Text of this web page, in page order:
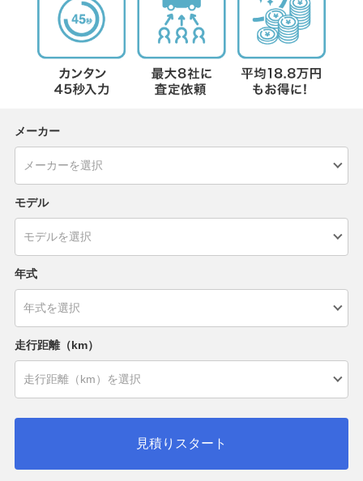
メーカー
モデル
年式
走行距離（km）
見積りスタート